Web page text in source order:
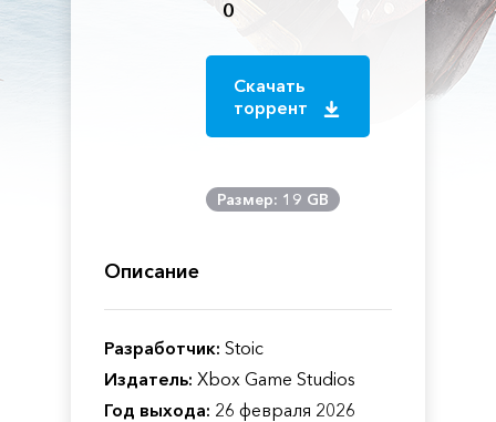
0
Скачать
торрент
Размер: 19 GB
Описание
Разработчик: Stoic
Издатель: Xbox Game Studios
Год выхода: 26 февраля 2026